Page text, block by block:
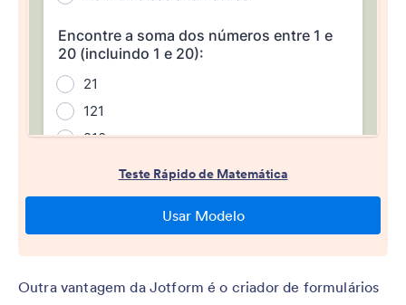
Outra vantagem da Jotform é o criador de formulários